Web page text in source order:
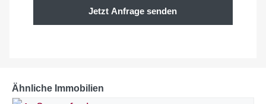
Jetzt Anfrage senden
Ähnliche Immobilien